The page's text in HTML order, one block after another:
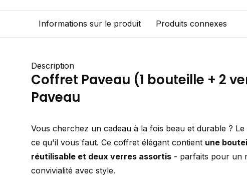
Informations sur le produit Produits connexes
Description
Coffret Paveau (1 bouteille + 2
Paveau
Vous cherchez un cadeau à la fois beau et durable ? Le
ce qu'il vous faut. Ce coffret élégant contient une
réutilisable et deux verres assortis - parfaits pour un
convivialité avec style.